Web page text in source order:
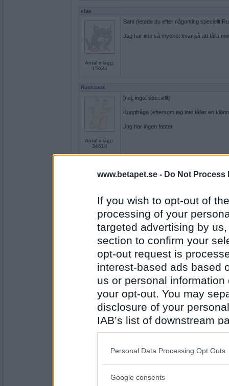
www.betapet.se - Do Not Process
If you wish to opt-out of
processing of your
targeted advertising by
section to confirm your
opt-out request is
interest-based ads based
us or personal
your opt-out. You may
disclosure of your
IAB’s list of downstream
also be disclosed by us
Downstream Participants
Please note that this
Personal Data Processing Opt Outs
Google consents
elaa
Antal inlägg:
15624
Sant (letade du efter någonting speciellt
Jag har inte så mycket kvar på att fålla
Ruckzuck
Antal inlägg:
34614
[nej, inget speciellt]
Kuggfråga (eftersom jag inte fållar en
Jag har ingen faster
Antal inlägg:
Sant inte jag heller
Ruckzuck
Antal inlägg:
34614
Sant
Jag har just hört något kul